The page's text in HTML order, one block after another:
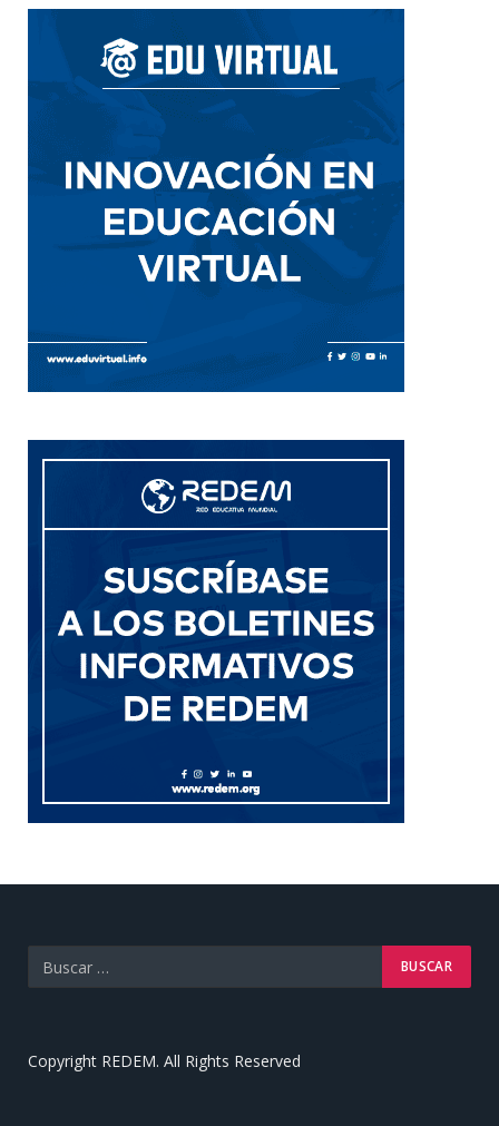
Copyright REDEM. All Rights Reserved